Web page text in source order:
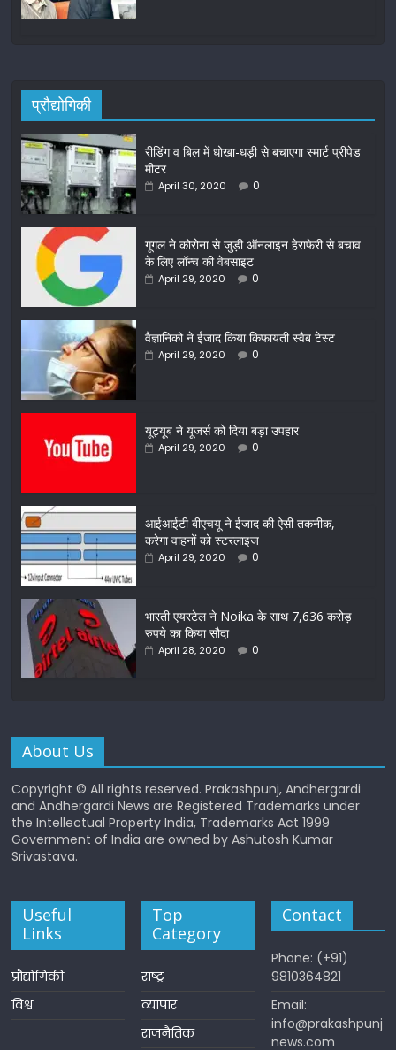
प्रौद्योगिकी
रीडिंग व बिल में धोखा-धड़ी से बचाएगा स्मार्ट प्रीपेड
मीटर
April 30, 2020 0
गूगल ने कोरोना से जुड़ी ऑनलाइन हेराफेरी से बचाव
के लिए लॉन्च की वेबसाइट
April 29, 2020 0
वैज्ञानिको ने ईजाद किया किफायती स्वैब टेस्ट
April 29, 2020 0
यूट्यूब ने यूजर्स को दिया बड़ा उपहार
April 29, 2020 0
आईआईटी बीएचयू ने ईजाद की ऐसी तकनीक,
करेगा वाहनों को स्टरलाइज
April 29, 2020 0
भारती एयरटेल ने Noika के साथ 7,636 करोड़
रुपये का किया सौदा
April 28, 2020 0
About Us
Copyright © All rights reserved. Prakashpunj, Andhergardi
and Andhergardi News are Registered Trademarks under
the Intellectual Property India, Trademarks Act 1999
Government of India are owned by Ashutosh Kumar
Srivastava.
Useful
Links
प्रौद्योगिकी
विश्व
Top
Category
राष्ट्र
व्यापार
राजनैतिक
Contact
Phone: (+91)
9810364821
Email:
info@prakashpunj
news.com